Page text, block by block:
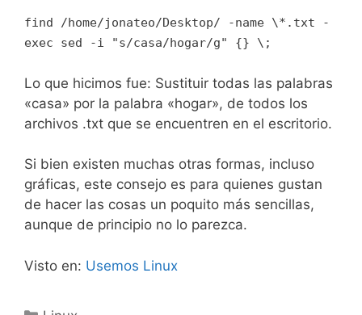
find /home/jonateo/Desktop/ -name \*.txt -
exec sed -i "s/casa/hogar/g" {} \;
Lo que hicimos fue: Sustituir todas las palabras
«casa» por la palabra «hogar», de todos los
archivos .txt que se encuentren en el escritorio.
Si bien existen muchas otras formas, incluso
gráficas, este consejo es para quienes gustan
de hacer las cosas un poquito más sencillas,
aunque de principio no lo parezca.
Visto en: Usemos Linux